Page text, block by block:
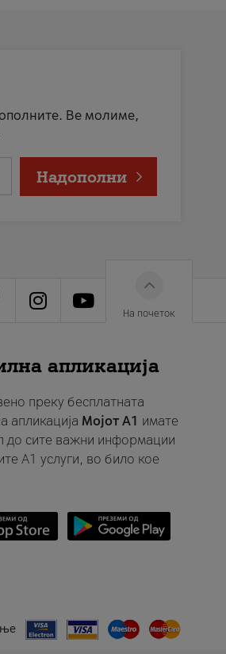
Ве молиме,
Надополни
На почеток
апликација
преку бесплатната
апликација Мојот A1 имате
до сите важни информации
A1 услуги, во било кое